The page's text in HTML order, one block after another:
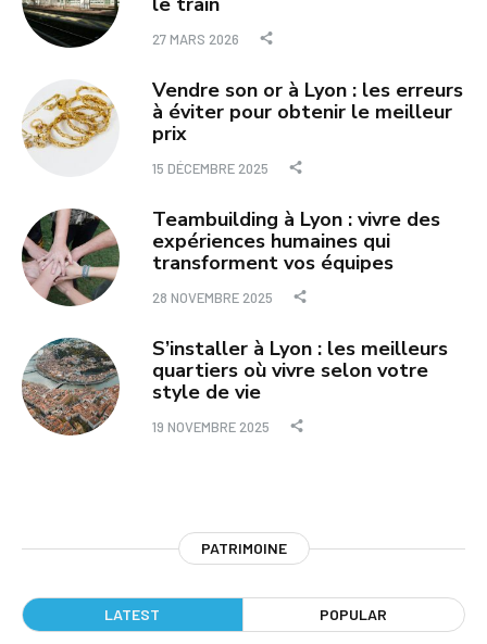
27 MARS 2026
Vendre son or à Lyon : les erreurs
à éviter pour obtenir le meilleur
prix
15 DÉCEMBRE 2025
Teambuilding à Lyon : vivre des
expériences humaines qui
transforment vos équipes
28 NOVEMBRE 2025
S’installer à Lyon : les meilleurs
quartiers où vivre selon votre
style de vie
19 NOVEMBRE 2025
PATRIMOINE
LATEST POPULAR